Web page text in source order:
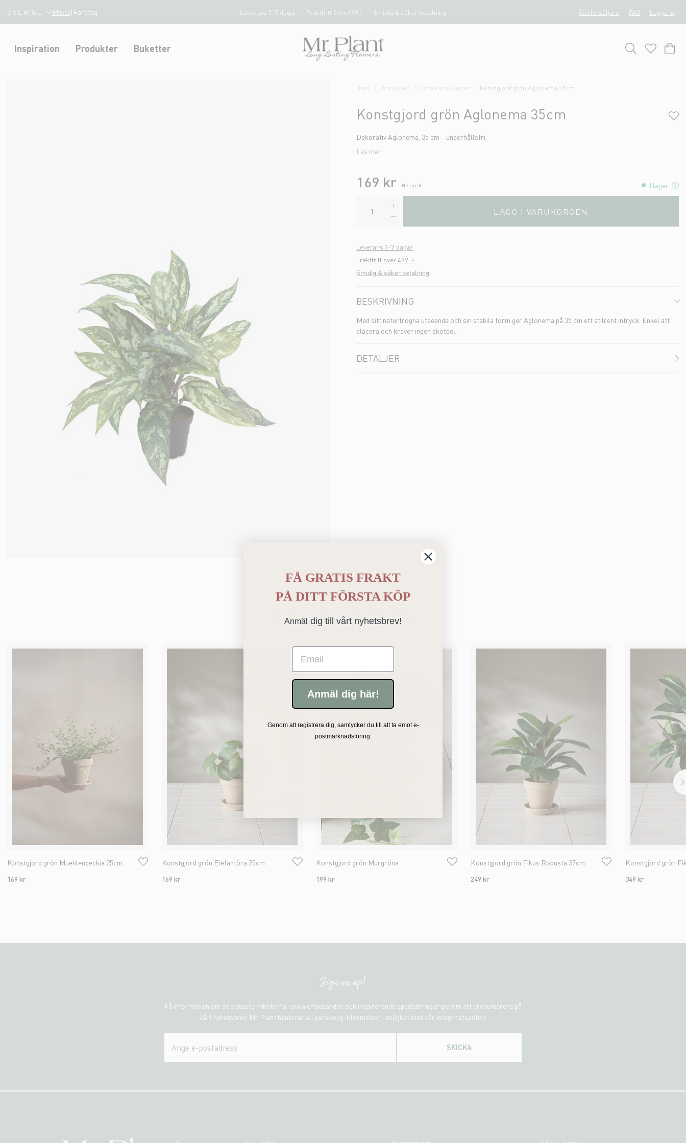
SVERIGE Privat| Företag Leverans 3-7 dagar Fraktfritt över 499 :- Smidig & säker betalning Återförsäljare FAQ Logga in
Inspiration Produkter Buketter
Hem Produkter Gröna krukväxter Konstgjord grön Aglonema 35cm
Konstgjord grön Aglonema 35cm
Dekorativ Aglonema, 35 cm – underhållsfri.
Läs mer
169 kr Historik I lager
LÄGG I VARUKORGEN
Leverans 3-7 dagar
Fraktfritt över 499 :-
Smidig & säker betalning
BESKRIVNING
Med sitt naturtrogna utseende och sin stabila form ger Aglonema på 35 cm ett stilrent intryck. Enkel att
placera och kräver ingen skötsel.
DETALJER
Du kanske också gillar
Konstgjord grön Muehlenbeckia 25cm
169 kr
Konstgjord grön Elefantöra 25cm
169 kr
Konstgjord grön Murgröna
199 kr
Konstgjord grön Fikus Robusta 37cm
249 kr
Konstgjord grön
349 kr
Sign me up!
Få information om de senaste nyheterna, unika erbjudanden och inspirerande uppdateringar genom att prenumerera på
vårt nyhetsbrev. Mr Plant hanterar all personlig information i enlighet med vår integritetspolicy.
SKICKA
FÅ GRATIS FRAKT
PÅ DITT FÖRSTA KÖP
Anmäl dig till vårt nyhetsbrev!
Email
Anmäl dig här!
Genom att registrera dig, samtycker du till att ta emot e-
postmarknadsföring.